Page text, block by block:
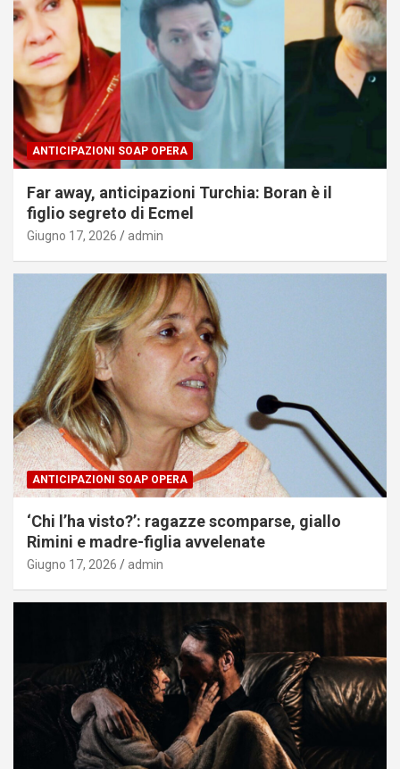
ANTICIPAZIONI SOAP OPERA
Far away, anticipazioni Turchia: Boran è il
figlio segreto di Ecmel
Giugno 17, 2026 admin
ANTICIPAZIONI SOAP OPERA
‘Chi l’ha visto?’: ragazze scomparse, giallo
Rimini e madre-figlia avvelenate
Giugno 17, 2026 admin